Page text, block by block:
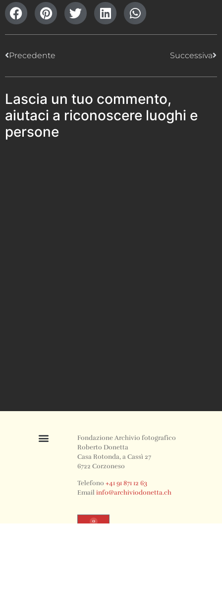
Precedente Successiva
Lascia un tuo commento,
aiutaci a riconoscere luoghi e
persone
Fondazione Archivio fotografico
Roberto Donetta
Casa Rotonda, a Cassì 27
6722 Corzoneso
Telefono+41 91 871 12 63
Emailinfo@archiviodonetta.ch
0